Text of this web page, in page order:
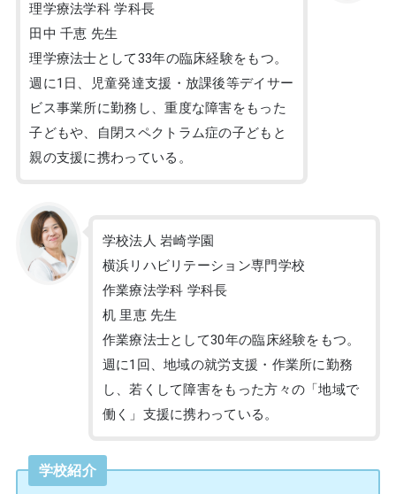
理学療法学科 学科長
田中 千恵 先生
理学療法士として33年の臨床経験をもつ。
週に1日、児童発達支援・放課後等デイサー
ビス事業所に勤務し、重度な障害をもった
子どもや、自閉スペクトラム症の子どもと
親の支援に携わっている。
学校法人 岩崎学園
横浜リハビリテーション専門学校
作業療法学科 学科長
机 里恵 先生
作業療法士として30年の臨床経験をもつ。
週に1回、地域の就労支援・作業所に勤務
し、若くして障害をもった方々の「地域で
働く」支援に携わっている。
学校紹介